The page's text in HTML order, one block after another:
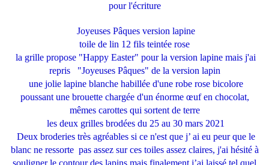
pour l'écriture
Joyeuses Pâques version lapine
toile de lin 12 fils teintée rose
la grille propose "Happy Easter" pour la version lapine mais j'ai
repris "Joyeuses Pâques" de la version lapin
une jolie lapine blanche habillée d'une robe rose bicolore
poussant une brouette chargée d'un énorme œuf en chocolat,
mêmes carottes qui sortent de terre
les deux grilles brodées du 25 au 30 mars 2021
Deux broderies très agréables si ce n'est que j’ ai eu peur que le
blanc ne ressorte pas assez sur ces toiles assez claires, j'ai hésité à